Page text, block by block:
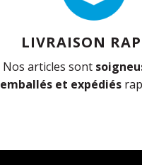
LIVRAISON
Nos articles sont
emballés et expédiés